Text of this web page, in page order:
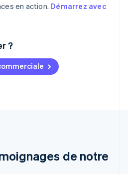
?
en action. Démarrez avec
de notre